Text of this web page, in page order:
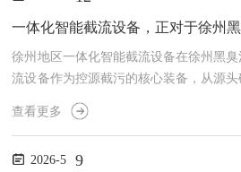
外环境，使用寿命远高于传统泵房。在
功...
一体化智能截流设备，正对于徐州黑
徐州地区一体化智能截流设备在徐州黑
流设备作为控源截污的核心装备，从源头
题，为全市23条县级建成区黑臭水体整
治理从“末端治理”向“源头防控”转型江苏
问题突出，晴天生活污水、工业废水经雨
查看更多
2026-5 9